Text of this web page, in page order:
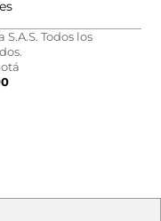
Todos los